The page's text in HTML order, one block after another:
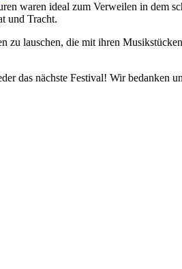
waren ideal zum Verweilen in dem
und Tracht.
lauschen, die mit ihren
das nächste Festival! Wir bedanken